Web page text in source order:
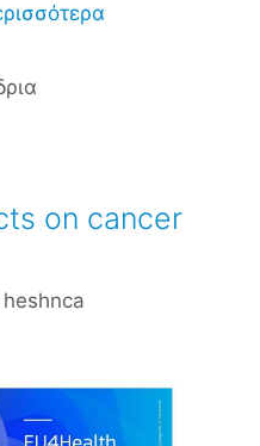
on cancer
heshnca